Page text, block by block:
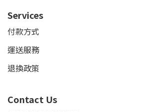
Services
付款方式
運送服務
退換政策
Contact Us